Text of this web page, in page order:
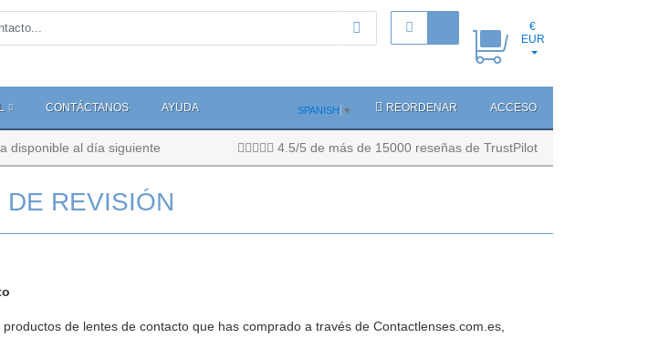
€
EUR
CONTÁCTANOS AYUDA SPANISH ▼ REORDENAR ACCESO
disponible al día siguiente 4.5/5 de más de 15000 reseñas de TrustPilot
REVISIÓN
de lentes de contacto que has comprado a través de Contactlenses.com.es,